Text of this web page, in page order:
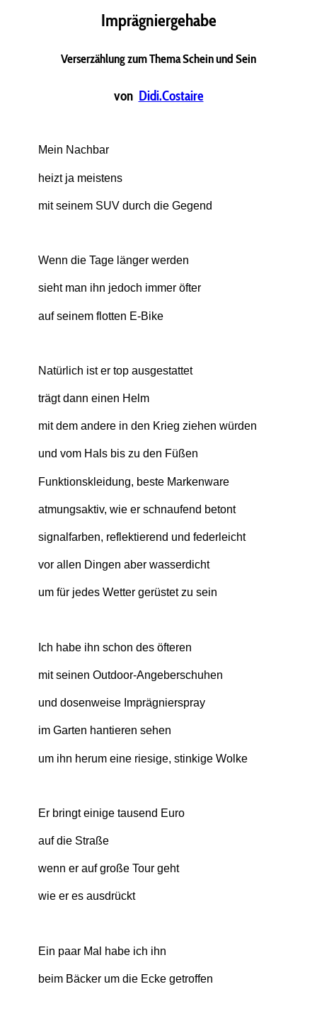
Imprägniergehabe
Verserzählung zum Thema Schein und Sein
von Didi.Costaire
Mein Nachbar
heizt ja meistens
mit seinem SUV durch die Gegend
Wenn die Tage länger werden
sieht man ihn jedoch immer öfter
auf seinem flotten E-Bike
Natürlich ist er top ausgestattet
trägt dann einen Helm
mit dem andere in den Krieg ziehen würden
und vom Hals bis zu den Füßen
Funktionskleidung, beste Markenware
atmungsaktiv, wie er schnaufend betont
signalfarben, reflektierend und federleicht
vor allen Dingen aber wasserdicht
um für jedes Wetter gerüstet zu sein
Ich habe ihn schon des öfteren
mit seinen Outdoor-Angeberschuhen
und dosenweise Imprägnierspray
im Garten hantieren sehen
um ihn herum eine riesige, stinkige Wolke
Er bringt einige tausend Euro
auf die Straße
wenn er auf große Tour geht
wie er es ausdrückt
Ein paar Mal habe ich ihn
beim Bäcker um die Ecke getroffen